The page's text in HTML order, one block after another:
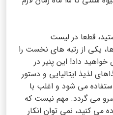
قطعا در لیست
یکی از رتبه های نخست را
خواهید داد! این پنیر در
لذیذ ایتالیایی و دستور
می شود و اغلب با
می گردد. مهم نیست که
می کنید، نمی توان انکار